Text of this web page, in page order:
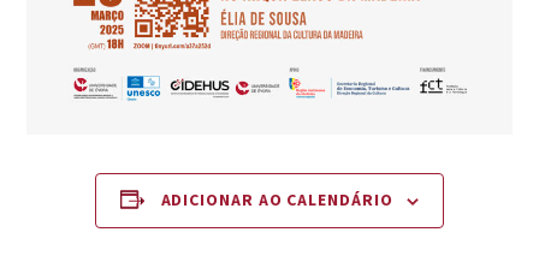
ADICIONAR AO CALENDÁRIO